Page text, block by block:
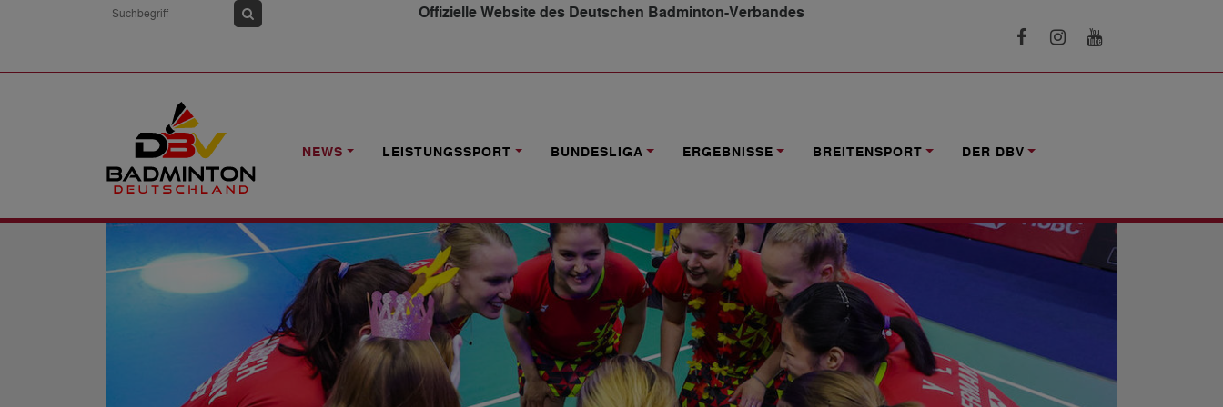
Offizielle Website des Deutschen Badminton-Verbandes
NEWS LEISTUNGSSPORT BUNDESLIGA ERGEBNISSE BREITENSPORT DER DBV
NEWS